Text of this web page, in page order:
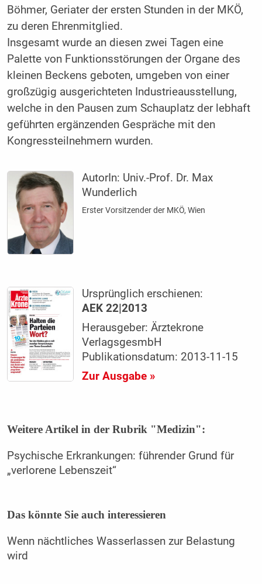
Böhmer, Geriater der ersten Stunden in der MKÖ,
zu deren Ehrenmitglied.
Insgesamt wurde an diesen zwei Tagen eine
Palette von Funktionsstörungen der Organe des
kleinen Beckens geboten, umgeben von einer
großzügig ausgerichteten Industrieausstellung,
welche in den Pausen zum Schauplatz der lebhaft
geführten ergänzenden Gespräche mit den
Kongressteilnehmern wurden.
AutorIn: Univ.-Prof. Dr. Max
Wunderlich
Erster Vorsitzender der MKÖ, Wien
Ursprünglich erschienen:
AEK 22|2013
Herausgeber: Ärztekrone
VerlagsgesmbH
Publikationsdatum: 2013-11-15
Zur Ausgabe »
Weitere Artikel in der Rubrik "Medizin":
Psychische Erkrankungen: führender Grund für
„verlorene Lebenszeit“
Das könnte Sie auch interessieren
Wenn nächtliches Wasserlassen zur Belastung
wird